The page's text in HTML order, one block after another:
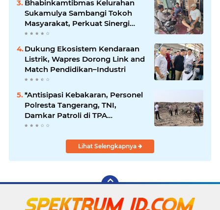
Bhabinkamtibmas Kelurahan
Sukamulya Sambangi Tokoh
Masyarakat, Perkuat Sinergi
Jaga Kamtibmas
Dukung Ekosistem Kendaraan
Listrik, Wapres Dorong Link and
Match Pendidikan–Industri
*Antisipasi Kebakaran, Personel
Polresta Tangerang, TNI,
Damkar Patroli di TPA
Jatiwaringin*
Lihat Selengkapnya